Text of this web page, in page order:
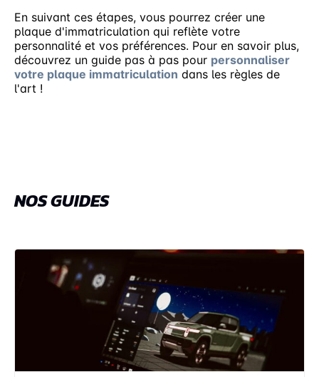
En suivant ces étapes, vous pourrez créer une
plaque d'immatriculation qui reflète votre
personnalité et vos préférences. Pour en savoir plus,
découvrez un guide pas à pas pour personnaliser
votre plaque immatriculation dans les règles de
l'art !
NOS GUIDES